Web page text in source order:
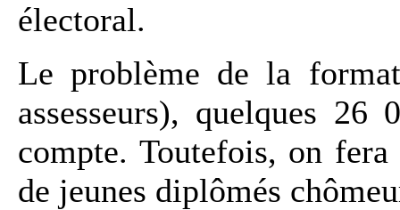
électoral.
Le problème de la
assesseurs), quelques
compte. Toutefois, on
de jeunes diplômés